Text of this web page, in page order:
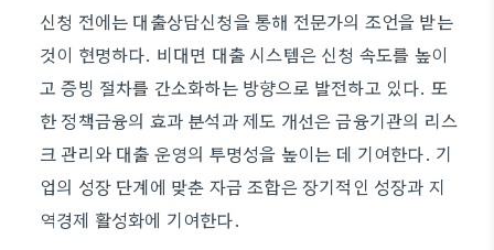
신청 전에는 대출상담신청을 통해 전문가의 조언을 받는
것이 현명하다. 비대면 대출 시스템은 신청 속도를 높이
고 증빙 절차를 간소화하는 방향으로 발전하고 있다. 또
한 정책금융의 효과 분석과 제도 개선은 금융기관의 리스
크 관리와 대출 운영의 투명성을 높이는 데 기여한다. 기
업의 성장 단계에 맞춘 자금 조합은 장기적인 성장과 지
역경제 활성화에 기여한다.